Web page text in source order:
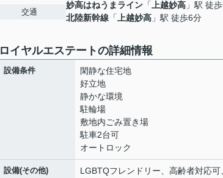
交通
妙高はねうまライン 「 上越妙高 」駅 徒
北陸新幹線 「 上越妙高 」駅 徒歩6分
ロイヤルエステートの詳細情報
設備条件
閑静な住宅地
好立地
静かな環境
駐輪場
敷地内ごみ置き場
駐車2台可
オートロック
設備(その他)
LGBTQフレンドリー、高齢者対応可